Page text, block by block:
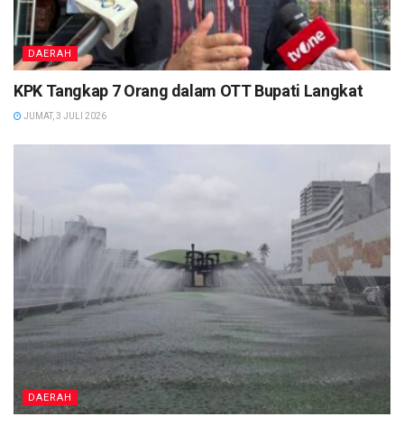
DAERAH
KPK Tangkap 7 Orang dalam OTT Bupati Langkat
JUMAT, 3 JULI 2026
DAERAH